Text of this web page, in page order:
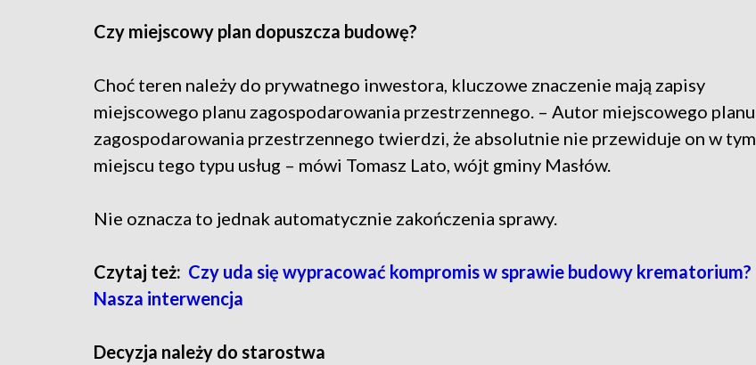
Czy miejscowy plan dopuszcza budowę?
Choć teren należy do prywatnego inwestora, kluczowe znaczenie mają zapisy
miejscowego planu zagospodarowania przestrzennego. – Autor miejscowego planu
zagospodarowania przestrzennego twierdzi, że absolutnie nie przewiduje on w tym
miejscu tego typu usług – mówi Tomasz Lato, wójt gminy Masłów.
Nie oznacza to jednak automatycznie zakończenia sprawy.
Czytaj też: Czy uda się wypracować kompromis w sprawie budowy krematorium?
Nasza interwencja
Decyzja należy do starostwa